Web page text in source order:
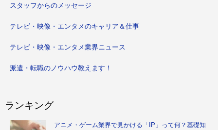
スタッフからのメッセージ
テレビ・映像・エンタメのキャリア＆仕事
テレビ・映像・エンタメ業界ニュース
派遣・転職のノウハウ教えます！
ランキング
アニメ・ゲーム業界で見かける「IP」って何？基礎知